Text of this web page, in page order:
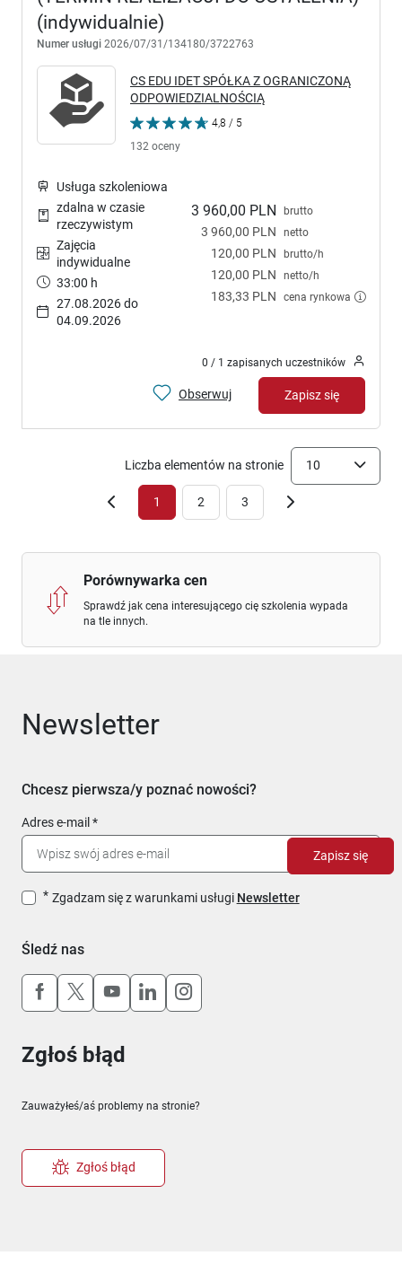
(indywidualnie)
Numer usługi 2026/07/31/134180/3722763
CS EDU IDET SPÓŁKA Z OGRANICZONĄ
ODPOWIEDZIALNOŚCIĄ
4,8 / 5
132 oceny
3 960,00 PLN brutto
3 960,00 PLN netto
120,00 PLN brutto/h
120,00 PLN netto/h
183,33 PLN cena rynkowa
Usługa szkoleniowa
zdalna w czasie
rzeczywistym
Zajęcia
indywidualne
33:00 h
27.08.2026 do
04.09.2026
0 / 1 zapisanych uczestników
Obserwuj Zapisz się
1 2 3
Liczba elementów na stronie 10
Porównywarka cen
Sprawdź jak cena interesującego cię szkolenia wypada
na tle innych.
Newsletter
Chcesz pierwsza/y poznać nowości?
Adres e-mail
Zgadzam się z warunkami usługi Newsletter
Zapisz się
Śledź nas
Uwaga, link otworzy się w nowym oknie
Uwaga, link otworzy się w nowym oknie
Uwaga, link otworzy się w nowym
Uwaga, link otworzy się w
Uwaga, link otworzy się w
Zgłoś błąd
Zauważyłeś/aś problemy na stronie?
Zgłoś błąd